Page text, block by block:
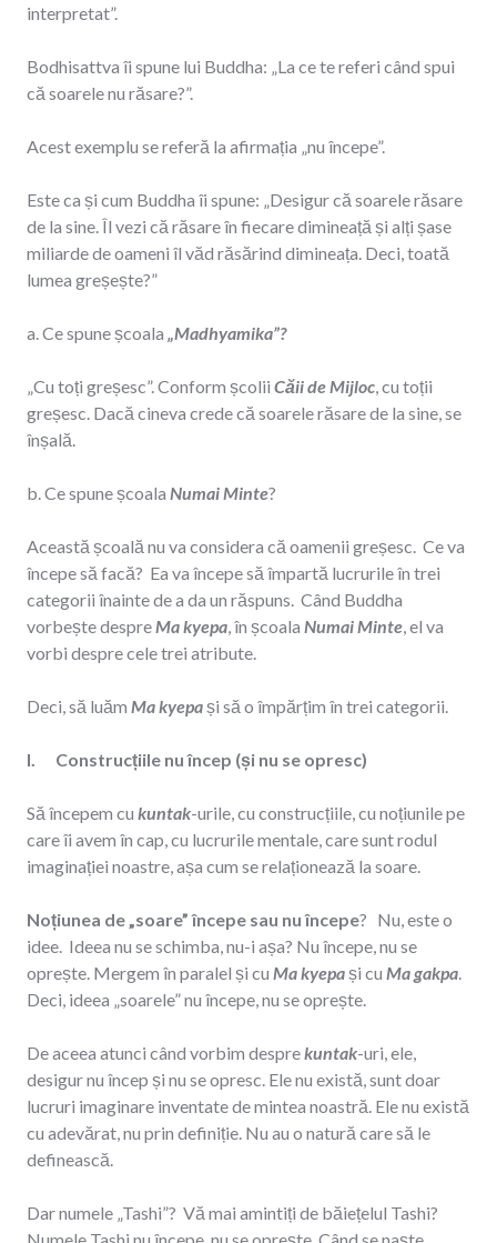
interpretat”.
Bodhisattva îi spune lui Buddha: „La ce te referi când spui
că soarele nu răsare?”.
Acest exemplu se referă la afirmația „nu începe”.
Este ca și cum Buddha îi spune: „Desigur că soarele răsare
de la sine. Îl vezi că răsare în fiecare dimineață și alți șase
miliarde de oameni îl văd răsărind dimineața. Deci, toată
lumea greșește?”
a. Ce spune școala „Madhyamika”?
„Cu toți greșesc”. Conform școlii Căii de Mijloc, cu toții
greșesc. Dacă cineva crede că soarele răsare de la sine, se
înșală.
b. Ce spune școala Numai Minte?
Această școală nu va considera că oamenii greșesc. Ce va
începe să facă? Ea va începe să împartă lucrurile în trei
categorii înainte de a da un răspuns. Când Buddha
vorbește despreMa kyepa, în școala Numai Minte, el va
vorbi despre cele trei atribute.
Deci, să luăm Ma kyepași să o împărțim în trei categorii.
I. Construcțiile nu încep (și nu se opresc)
Să începem cu kuntak-urile, cu construcțiile, cu noțiunile pe
care îi avem în cap, cu lucrurile mentale, care sunt rodul
imaginației noastre, așa cum se relaționează la soare.
Noțiunea de „soare” începe sau nu începe? Nu, este o
idee. Ideea nu se schimba, nu-i așa? Nu începe, nu se
oprește. Mergem în paralel și cu Ma kyepași cu Ma gakpa.
Deci, ideea „soarele” nu începe, nu se oprește.
De aceea atunci când vorbim desprekuntak-uri, ele,
desigur nu încep și nu se opresc. Ele nu există, sunt doar
lucruri imaginare inventate de mintea noastră. Ele nu există
cu adevărat, nu prin definiție. Nu au o natură care să le
definească.
Dar numele „Tashi”? Vă mai amintiți de băiețelul Tashi?